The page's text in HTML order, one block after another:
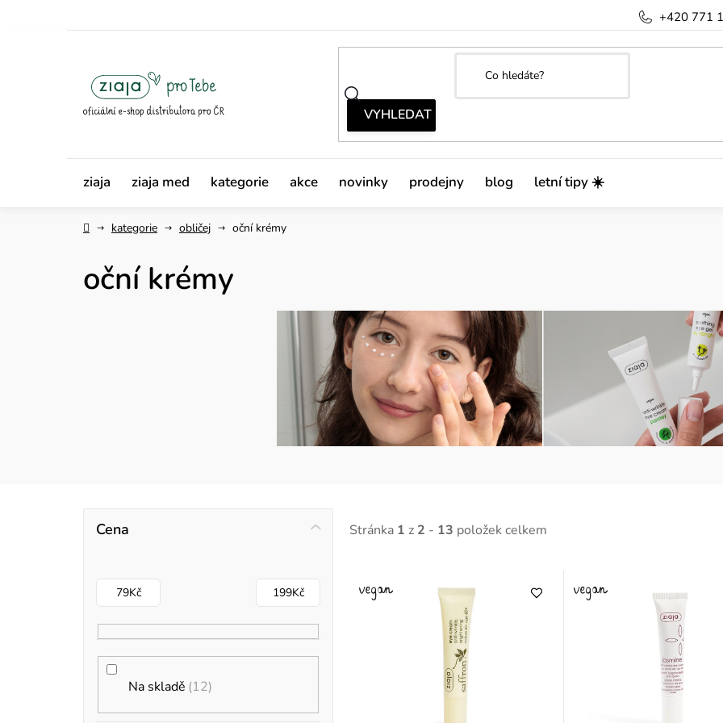
+420 771
ziaja ziaja med kategorie akce novinky prodejny blog letní tipy ☀️
Domůkategorie obličej oční krémy
oční krémy
PCena
79Kč 199Kč
Na skladě 12
Stránka 1 z 2 - 13 položek celkem
V